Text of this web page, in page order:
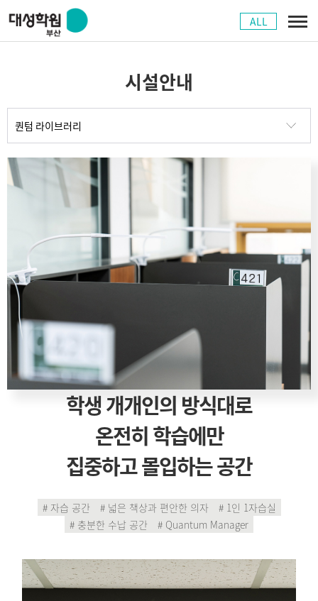
ALL
시설안내
학생 개개인의 방식대로
온전히 학습에만
집중하고 몰입하는 공간
# 자습 공간 # 넓은 책상과 편안한 의자
# 1인 1자습실
# 충분한 수납 공간
# Quantum Manager